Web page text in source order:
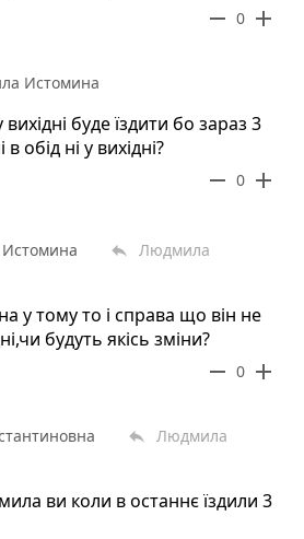
remove 0 add
Истомина
буде їздити бо зараз 3
в обід ні у вихідні?
remove 0 add
reply
Людмила
у тому то і справа що він не
будуть якісь зміни?
remove 0 add
reply
Людмила
ви коли в останнє їздили 3